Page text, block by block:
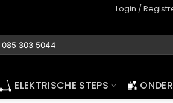
Login /
ELEKTRISCHE STEPS